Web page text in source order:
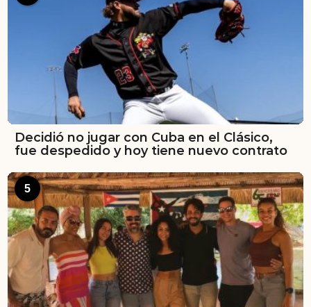
Decidió no jugar con Cuba en el Clásico,
fue despedido y hoy tiene nuevo contrato
5